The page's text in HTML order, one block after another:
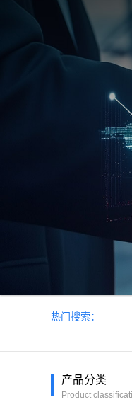
热门搜索：
产品分类
Product